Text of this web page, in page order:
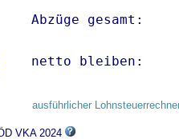
Abzüge gesamt:
netto
ausführlicher
VKA 2024